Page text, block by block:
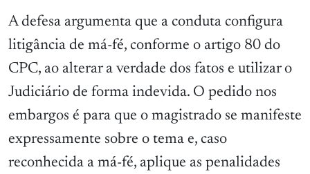
A defesa argumenta que a conduta configura
litigância de má-fé, conforme o artigo 80 do
CPC, ao alterar a verdade dos fatos e utilizar o
Judiciário de forma indevida. O pedido nos
embargos é para que o magistrado se manifeste
expressamente sobre o tema e, caso
reconhecida a má-fé, aplique as penalidades